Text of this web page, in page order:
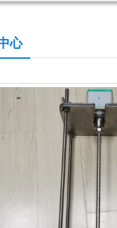
心